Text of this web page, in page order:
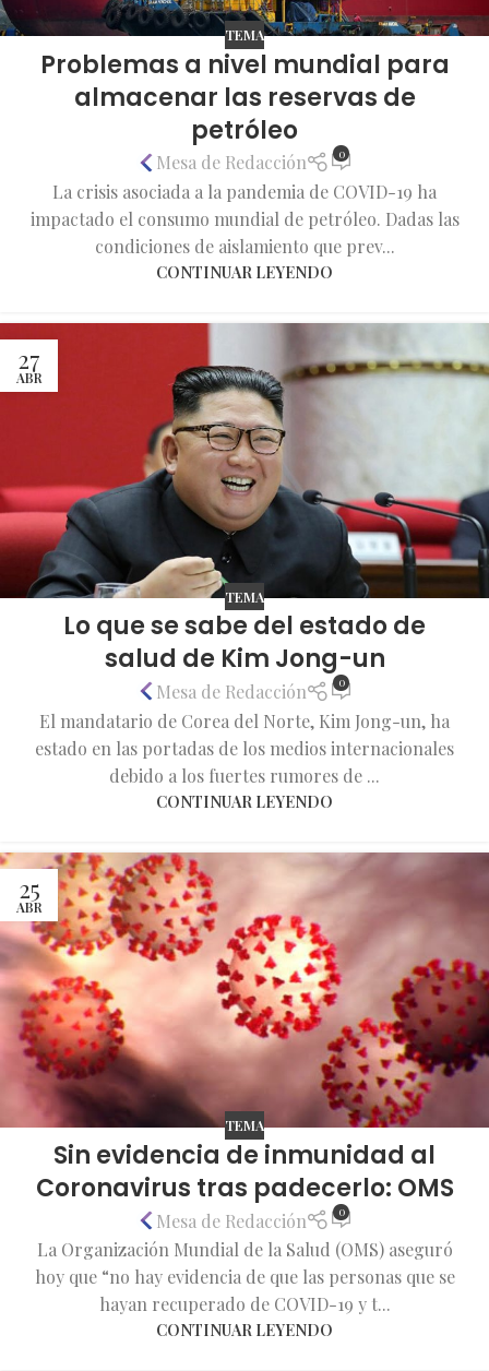
TEMA
Problemas a nivel mundial para
almacenar las reservas de
petróleo
Mesa de Redacción 0
La crisis asociada a la pandemia de COVID-19 ha
impactado el consumo mundial de petróleo. Dadas las
condiciones de aislamiento que prev...
CONTINUAR LEYENDO
27
ABR
TEMA
Lo que se sabe del estado de
salud de Kim Jong-un
Mesa de Redacción 0
El mandatario de Corea del Norte, Kim Jong-un, ha
estado en las portadas de los medios internacionales
debido a los fuertes rumores de ...
CONTINUAR LEYENDO
25
ABR
TEMA
Sin evidencia de inmunidad al
Coronavirus tras padecerlo: OMS
Mesa de Redacción 0
La Organización Mundial de la Salud (OMS) aseguró
hoy que “no hay evidencia de que las personas que se
hayan recuperado de COVID-19 y t...
CONTINUAR LEYENDO